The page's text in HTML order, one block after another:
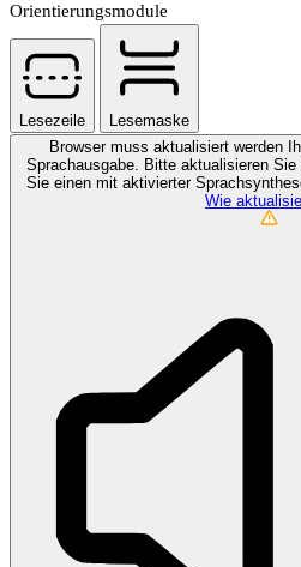
Orientierungsmodule
Lesezeile
Lesemaske
Browser muss aktualisiert werden
Sprachausgabe. Bitte aktualisieren
Sie einen mit aktivierter
Wie